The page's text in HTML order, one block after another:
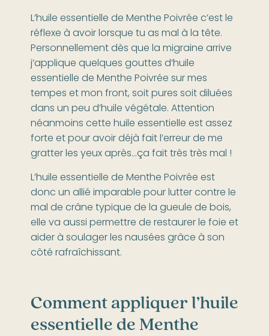
L’huile essentielle de Menthe Poivrée c’est le
réflexe à avoir lorsque tu as mal à la tête.
Personnellement dès que la migraine arrive
j’applique quelques gouttes d’huile
essentielle de Menthe Poivrée sur mes
tempes et mon front, soit pures soit diluées
dans un peu d’huile végétale. Attention
néanmoins cette huile essentielle est assez
forte et pour avoir déjà fait l’erreur de me
gratter les yeux après…ça fait très très mal !
L’huile essentielle de Menthe Poivrée est
donc un allié imparable pour lutter contre le
mal de crâne typique de la gueule de bois,
elle va aussi permettre de restaurer le foie et
aider à soulager les nausées grâce à son
côté rafraîchissant.
Comment appliquer l’huile
essentielle de Menthe